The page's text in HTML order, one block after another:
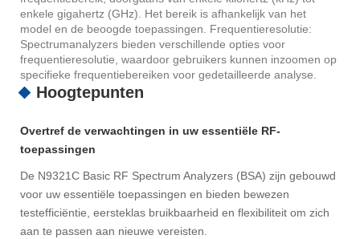
enkele gigahertz (GHz). Het bereik is afhankelijk van het
model en de beoogde toepassingen. Frequentieresolutie:
Spectrumanalyzers bieden verschillende opties voor
frequentieresolutie, waardoor gebruikers kunnen inzoomen op
specifieke frequentiebereiken voor gedetailleerde analyse.
Hoogtepunten
Overtref de verwachtingen in uw essentiële RF-
toepassingen
De N9321C Basic RF Spectrum Analyzers (BSA) zijn gebouwd
voor uw essentiële toepassingen en bieden bewezen
testefficiëntie, eersteklas bruikbaarheid en flexibiliteit om zich
aan te passen aan nieuwe vereisten.